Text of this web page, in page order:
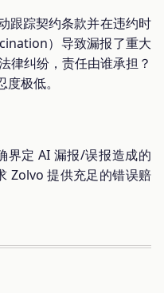
跟踪契约条款并在违约时
）导致漏报了重大
律纠纷，责任由谁承担？
极低。
界定 AI 漏报/误报造成的
Zolvo 提供充足的错误赔